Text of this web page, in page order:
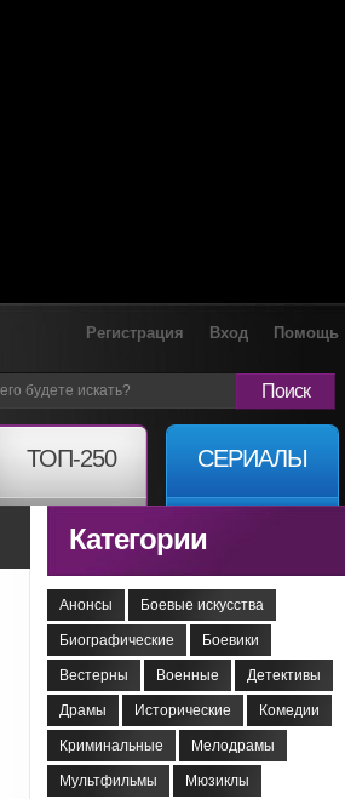
Регистрация Вход Помощь
Поиск
ТОП-250 СЕРИАЛЫ
Категории
Анонсы Боевые искусства
Биографические Боевики
Вестерны Военные Детективы
Драмы Исторические Комедии
Криминальные Мелодрамы
Мультфильмы Мюзиклы